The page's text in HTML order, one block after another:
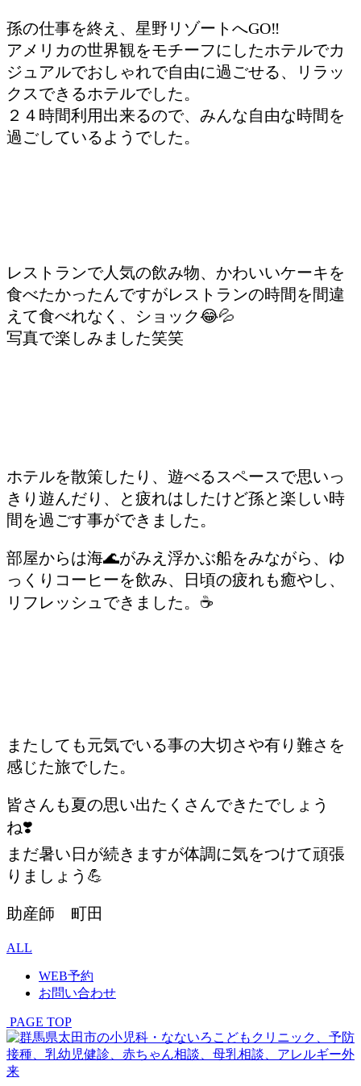
孫の仕事を終え、星野リゾートへGO‼️
アメリカの世界観をモチーフにしたホテルでカ
ジュアルでおしゃれで自由に過ごせる、リラッ
クスできるホテルでした。
２４時間利用出来るので、みんな自由な時間を
過ごしているようでした。
レストランで人気の飲み物、かわいいケーキを
食べたかったんですがレストランの時間を間違
えて食べれなく、ショック😂💦
写真で楽しみました笑笑
ホテルを散策したり、遊べるスペースで思いっ
きり遊んだり、と疲れはしたけど孫と楽しい時
間を過ごす事ができました。
部屋からは海🌊がみえ浮かぶ船をみながら、ゆ
っくりコーヒーを飲み、日頃の疲れも癒やし、
リフレッシュできました。☕
またしても元気でいる事の大切さや有り難さを
感じた旅でした。
皆さんも夏の思い出たくさんできたでしょう
ね❣️
まだ暑い日が続きますが体調に気をつけて頑張
りましょう💪
助産師 町田
ALL
WEB予約
お問い合わせ
PAGE TOP